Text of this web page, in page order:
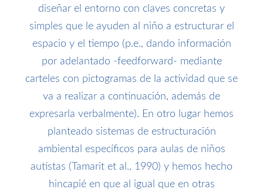
diseñar el entorno con claves concretas y
simples que le ayuden al niño a estructurar el
espacio y el tiempo (p.e., dando información
por adelantado -feedforward- mediante
carteles con pictogramas de la actividad que se
va a realizar a continuación, además de
expresarla verbalmente). En otro lugar hemos
planteado sistemas de estructuración
ambiental específicos para aulas de niños
autistas (Tamarit et al., 1990) y hemos hecho
hincapié en que al igual que en otras